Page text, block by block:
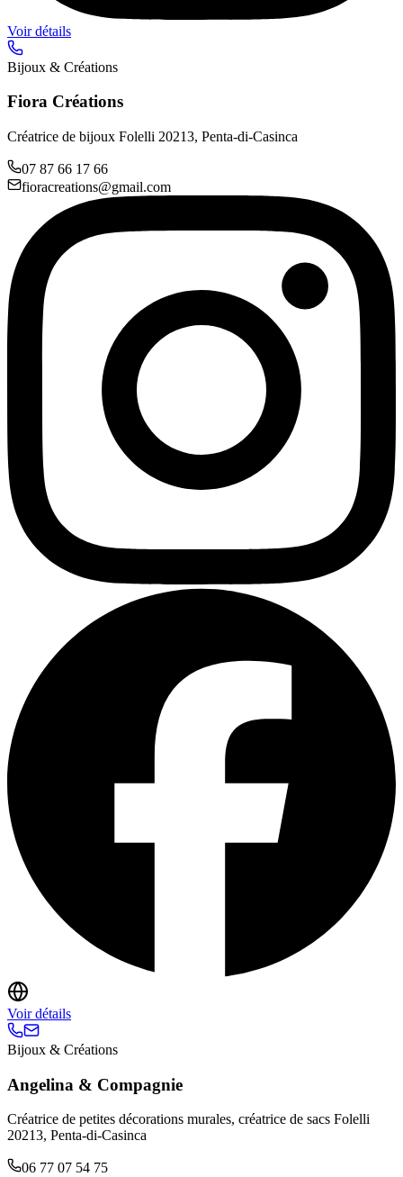
Voir détails
Bijoux & Créations
Fiora Créations
Créatrice de bijoux Folelli 20213, Penta-di-Casinca
07 87 66 17 66
fioracreations@gmail.com
Voir détails
Bijoux & Créations
Angelina & Compagnie
Créatrice de petites décorations murales, créatrice de sacs Folelli
20213, Penta-di-Casinca
06 77 07 54 75